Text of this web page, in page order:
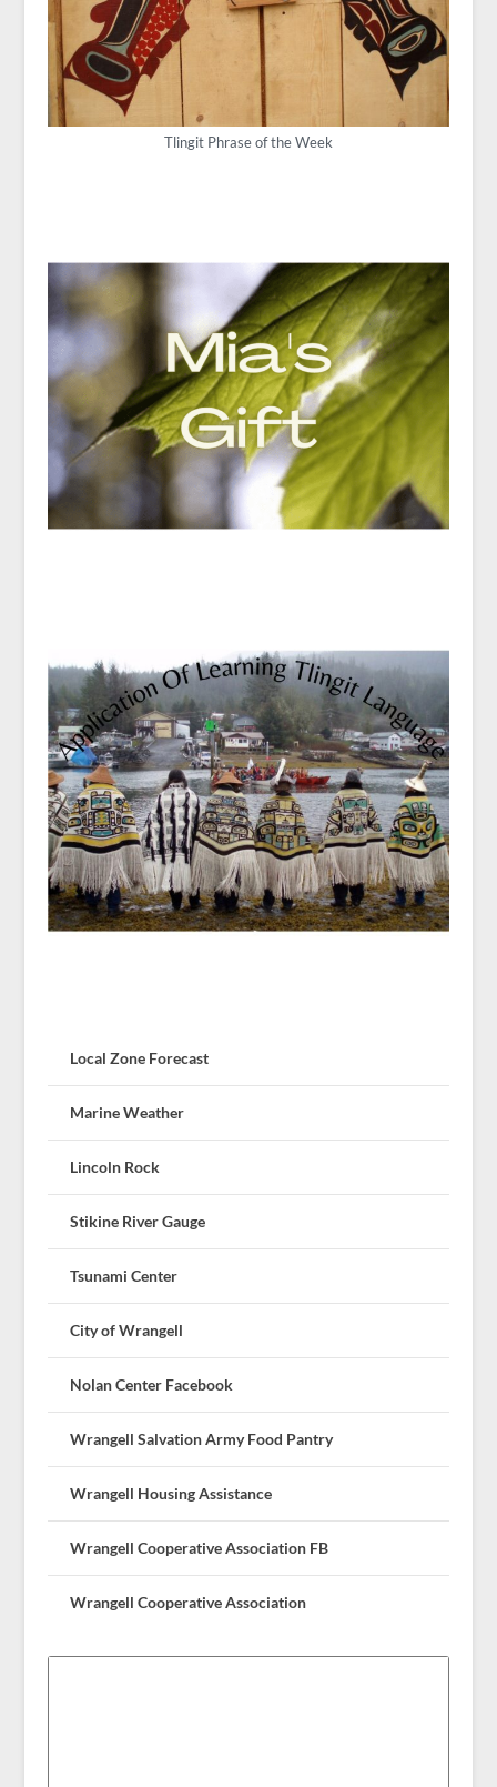
Tlingit Phrase of the Week
Local Zone Forecast
Marine Weather
Lincoln Rock
Stikine River Gauge
Tsunami Center
City of Wrangell
Nolan Center Facebook
Wrangell Salvation Army Food Pantry
Wrangell Housing Assistance
Wrangell Cooperative Association FB
Wrangell Cooperative Association